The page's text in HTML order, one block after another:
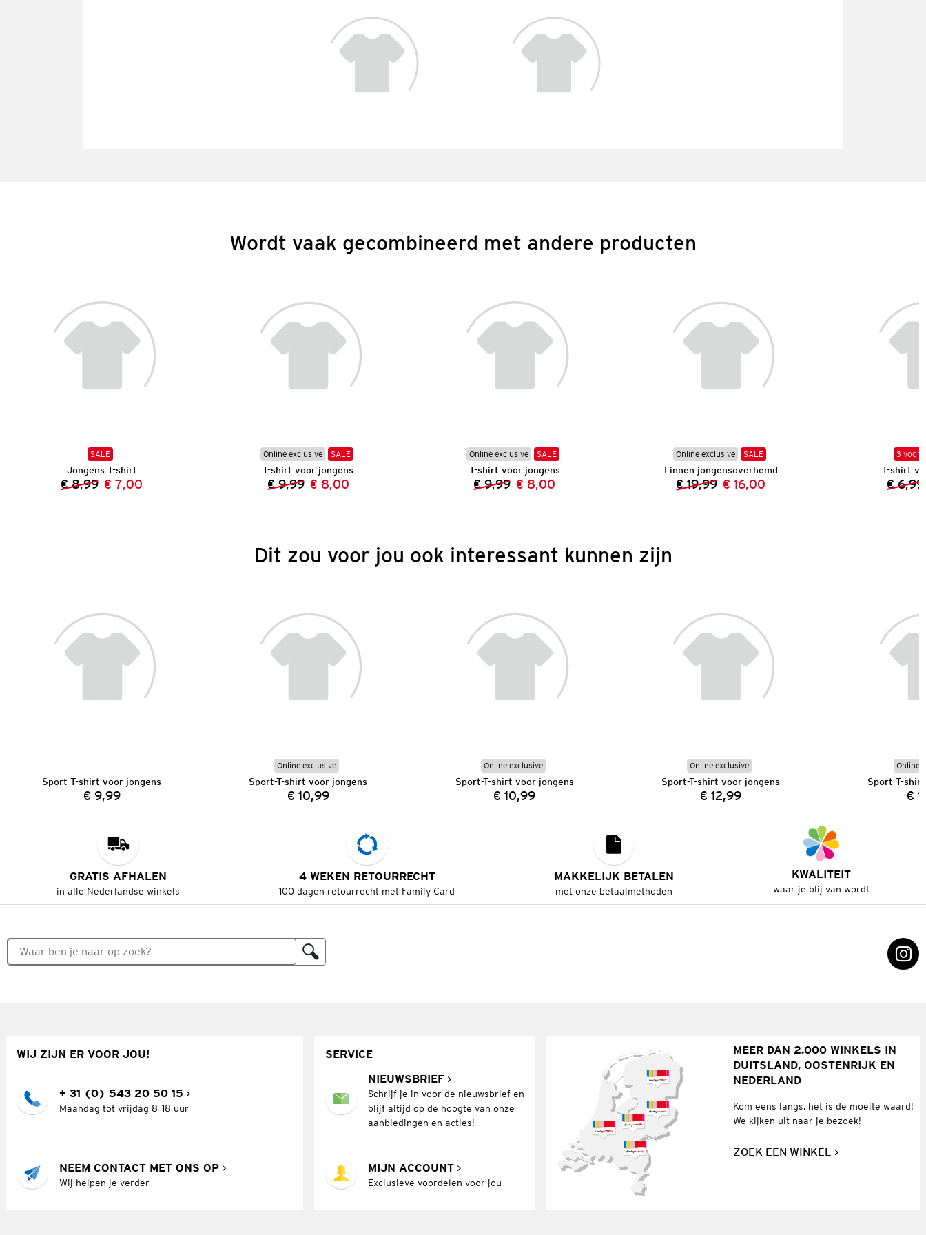
Wordt vaak gecombineerd met andere producten
SALE
Jongens T-shirt
Vorige prijs:
€ 8,99 Nieuwe prijs:
€ 7,00
Online exclusive SALE
T-shirt voor jongens
Vorige prijs:
€ 9,99 Nieuwe prijs:
€ 8,00
Online exclusive SALE
T-shirt voor jongens
Vorige prijs:
€ 9,99 Nieuwe prijs:
€ 8,00
Online exclusive SALE
Linnen jongensoverhemd
Vorige prijs:
€ 19,99 Nieuwe prijs:
€ 16,00
3 voor
T-shirt
€ 6,99
Dit zou voor jou ook interessant kunnen zijn
Sport T-shirt voor jongens
Prijs:
€ 9,99
Online exclusive
Sport-T-shirt voor jongens
Prijs:
€ 10,99
Online exclusive
Sport-T-shirt voor jongens
Prijs:
€ 10,99
Online exclusive
Sport-T-shirt voor jongens
Prijs:
€ 12,99
Online
Sport T-
€
GRATIS AFHALEN
in alle Nederlandse winkels
4 WEKEN RETOURRECHT
100 dagen retourrecht met Family Card
MAKKELIJK BETALEN
met onze betaalmethoden
KWALITEIT
waar je blij van wordt
WIJ ZIJN ER VOOR JOU!
+ 31 (0) 543 20 50 15
Maandag tot vrijdag 8–18 uur
NEEM CONTACT MET ONS OP
Wij helpen je verder
SERVICE
NIEUWSBRIEF
Schrijf je in voor de nieuwsbrief en
blijf altijd op de hoogte van onze
aanbiedingen en acties!
MIJN ACCOUNT
Exclusieve voordelen voor jou
MEER DAN 2.000 WINKELS IN
DUITSLAND, OOSTENRIJK EN
NEDERLAND
Kom eens langs, het is de moeite waard!
We kijken uit naar je bezoek!
ZOEK EEN WINKEL